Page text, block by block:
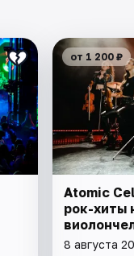
от 1 200 ₽
Atomic
рок-хиты
8 августа